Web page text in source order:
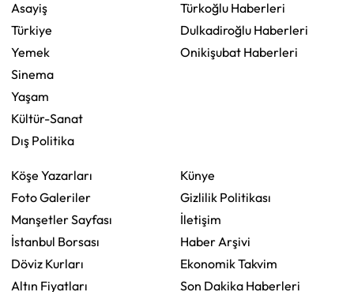
Asayiş
Türkiye
Yemek
Sinema
Yaşam
Kültür-Sanat
Dış Politika
Türkoğlu Haberleri
Dulkadiroğlu Haberleri
Onikişubat Haberleri
Köşe Yazarları
Foto Galeriler
Manşetler Sayfası
İstanbul Borsası
Döviz Kurları
Altın Fiyatları
Künye
Gizlilik Politikası
İletişim
Haber Arşivi
Ekonomik Takvim
Son Dakika Haberleri